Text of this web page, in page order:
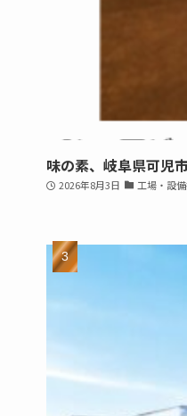
味の素、岐阜県可児
2026年8月3日 工場・設